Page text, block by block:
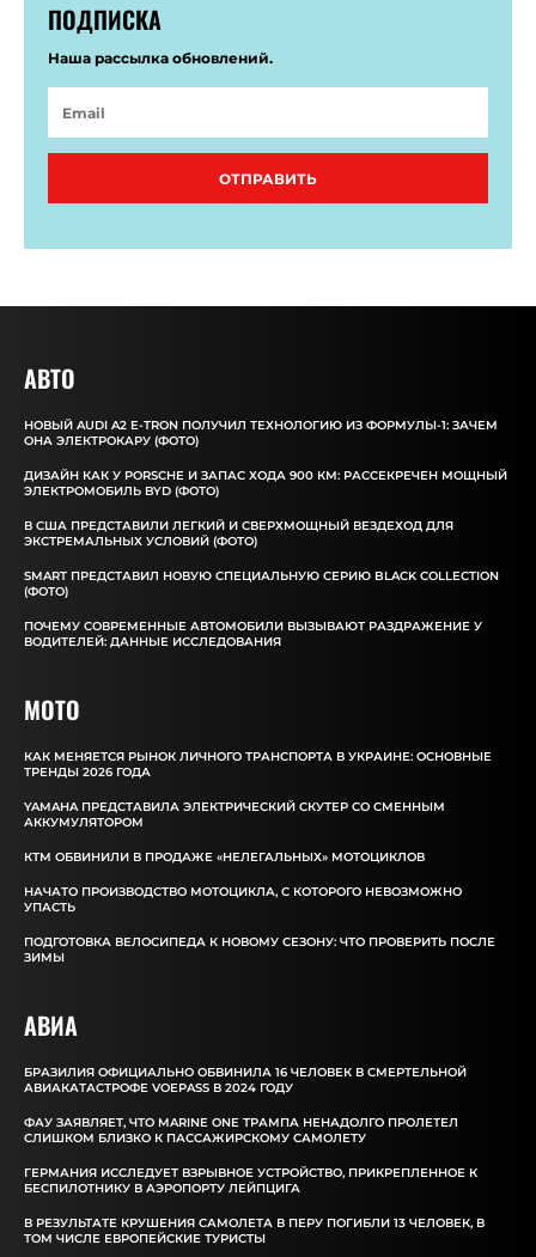
ПОДПИСКА
Наша рассылка обновлений.
ОТПРАВИТЬ
АВТО
НОВЫЙ AUDI A2 E-TRON ПОЛУЧИЛ ТЕХНОЛОГИЮ ИЗ ФОРМУЛЫ-1: ЗАЧЕМ
ОНА ЭЛЕКТРОКАРУ (ФОТО)
ДИЗАЙН КАК У PORSCHE И ЗАПАС ХОДА 900 КМ: РАССЕКРЕЧЕН МОЩНЫЙ
ЭЛЕКТРОМОБИЛЬ BYD (ФОТО)
В США ПРЕДСТАВИЛИ ЛЕГКИЙ И СВЕРХМОЩНЫЙ ВЕЗДЕХОД ДЛЯ
ЭКСТРЕМАЛЬНЫХ УСЛОВИЙ (ФОТО)
SMART ПРЕДСТАВИЛ НОВУЮ СПЕЦИАЛЬНУЮ СЕРИЮ BLACK COLLECTION
(ФОТО)
ПОЧЕМУ СОВРЕМЕННЫЕ АВТОМОБИЛИ ВЫЗЫВАЮТ РАЗДРАЖЕНИЕ У
ВОДИТЕЛЕЙ: ДАННЫЕ ИССЛЕДОВАНИЯ
MOTO
КАК МЕНЯЕТСЯ РЫНОК ЛИЧНОГО ТРАНСПОРТА В УКРАИНЕ: ОСНОВНЫЕ
ТРЕНДЫ 2026 ГОДА
YAMAHA ПРЕДСТАВИЛА ЭЛЕКТРИЧЕСКИЙ СКУТЕР СО СМЕННЫМ
АККУМУЛЯТОРОМ
КТМ ОБВИНИЛИ В ПРОДАЖЕ «НЕЛЕГАЛЬНЫХ» МОТОЦИКЛОВ
НАЧАТО ПРОИЗВОДСТВО МОТОЦИКЛА, С КОТОРОГО НЕВОЗМОЖНО
УПАСТЬ
ПОДГОТОВКА ВЕЛОСИПЕДА К НОВОМУ СЕЗОНУ: ЧТО ПРОВЕРИТЬ ПОСЛЕ
ЗИМЫ
АВИА
БРАЗИЛИЯ ОФИЦИАЛЬНО ОБВИНИЛА 16 ЧЕЛОВЕК В СМЕРТЕЛЬНОЙ
АВИАКАТАСТРОФЕ VOEPASS В 2024 ГОДУ
ФАУ ЗАЯВЛЯЕТ, ЧТО MARINE ONE ТРАМПА НЕНАДОЛГО ПРОЛЕТЕЛ
СЛИШКОМ БЛИЗКО К ПАССАЖИРСКОМУ САМОЛЕТУ
ГЕРМАНИЯ ИССЛЕДУЕТ ВЗРЫВНОЕ УСТРОЙСТВО, ПРИКРЕПЛЕННОЕ К
БЕСПИЛОТНИКУ В АЭРОПОРТУ ЛЕЙПЦИГА
В РЕЗУЛЬТАТЕ КРУШЕНИЯ САМОЛЕТА В ПЕРУ ПОГИБЛИ 13 ЧЕЛОВЕК, В
ТОМ ЧИСЛЕ ЕВРОПЕЙСКИЕ ТУРИСТЫ